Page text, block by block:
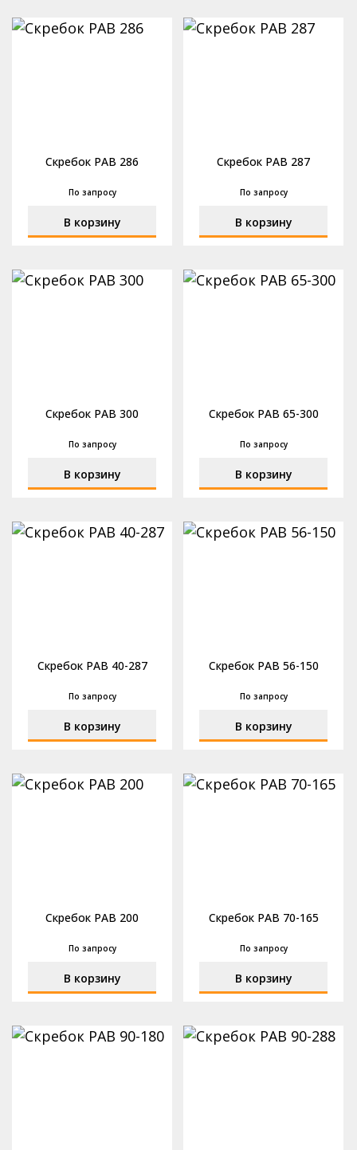
Подвижные шаровые насадки РАВ®
Бильные пальцы
mail@pls52.ru
Скребок РАВ 286
По запросу
В корзину
Скребок РАВ 287
По запросу
В корзину
Скребок РАВ 300
По запросу
В корзину
Скребок РАВ 65-300
По запросу
В корзину
Скребок РАВ 40-287
По запросу
В корзину
Скребок РАВ 56-150
По запросу
В корзину
Скребок РАВ 200
По запросу
В корзину
Скребок РАВ 70-165
По запросу
В корзину